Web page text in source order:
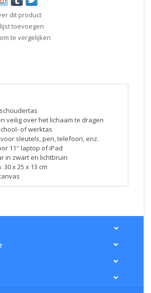
dit product
toevoegen
te vergelijken
veilig over het lichaam te dragen
of werktas
sleutels, pen, telefoon, enz.
11'' laptop of iPad
in zwart en lichtbruin
x 25 x 13 cm